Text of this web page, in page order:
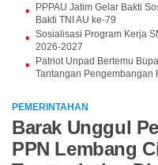
PPPAU Jatim Gelar Bakti
Bakti TNI AU ke-79
Sosialisasi Program Kerja
2026-2027
Patriot Unpad Bertemu
Tantangan Pengembangan
PEMERINTAHAN
Barak Unggul
PPN Lembang